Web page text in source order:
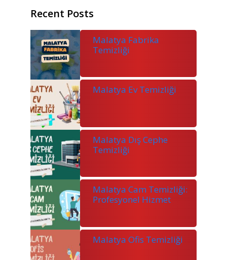
Recent Posts
Malatya Fabrika
Temizliği
Malatya Ev Temizliği
Malatya Dış Cephe
Temizliği
Malatya Cam Temizliği:
Profesyonel Hizmet
Malatya Ofis Temizliği